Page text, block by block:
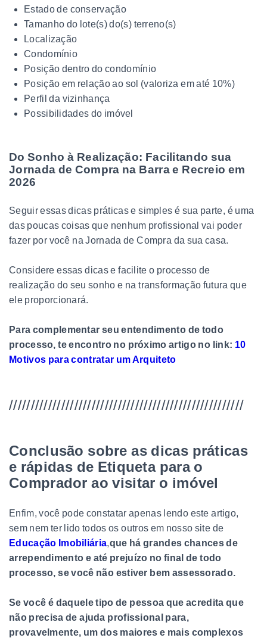
Estado de conservação
Tamanho do lote(s) do(s) terreno(s)
Localização
Condomínio
Posição dentro do condomínio
Posição em relação ao sol (valoriza em até 10%)
Perfil da vizinhança
Possibilidades do imóvel
Do Sonho à Realização: Facilitando sua
Jornada de Compra na Barra e Recreio em
2026
Seguir essas dicas práticas e simples é sua parte, é uma
das poucas coisas que nenhum profissional vai poder
fazer por você na Jornada de Compra da sua casa.
Considere essas dicas e facilite o processo de
realização do seu sonho e na transformação futura que
ele proporcionará.
Para complementar seu entendimento de todo
processo, te encontro no próximo artigo no link: 10
Motivos para contratar um Arquiteto
//////////////////////////////////////////////////////
Conclusão sobre as dicas práticas
e rápidas de Etiqueta para o
Comprador ao visitar o imóvel
Enfim, você pode constatar apenas lendo este artigo,
sem nem ter lido todos os outros em nosso site de
Educação Imobiliária,que há grandes chances de
arrependimento e até prejuízo no final de todo
processo, se você não estiver bem assessorado.
Se você é daquele tipo de pessoa que acredita que
não precisa de ajuda profissional para,
provavelmente, um dos maiores e mais complexos